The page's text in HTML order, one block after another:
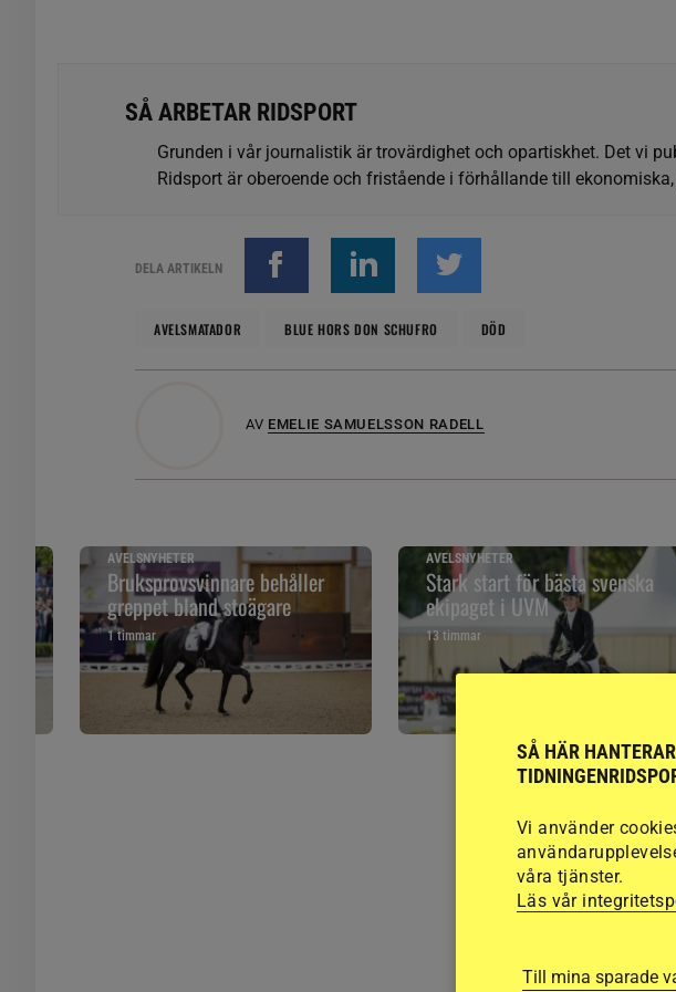
SÅ ARBETAR RIDSPORT
Grunden i vår journalistik är trovärdighet och opartiskhet. Det vi
Ridsport är oberoende och fristående i förhållande till
DELA ARTIKELN
AVELSMATADOR BLUE HORS DON SCHUFRO DÖD
AV EMELIE SAMUELSSON RADELL
AVELSNYHETER
Bruksprovsvinnare behåller
greppet bland stoägare
1 timmar
AVELSNYHETER
Stark start för bästa svenska
ekipaget i UVM
13 timmar
RELATERAD LÄSNING
SÅ HÄR
Vi använder
våra tjänster.
Läs vår
Till mina sparade